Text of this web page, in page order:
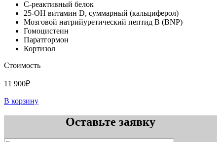
С-реактивный белок
25-OH витамин D, суммарный (кальциферол)
Мозговой натрийуретический пептид B (BNP)
Гомоцистеин
Паратгормон
Кортизол
Стоимость
11 900₽
В корзину
Оставьте заявку